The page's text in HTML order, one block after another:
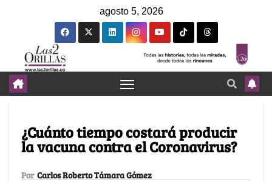
agosto 5, 2026
¿Cuánto tiempo costará producir
la vacuna contra el Coronavirus?
Por Carlos Roberto Támara Gómez